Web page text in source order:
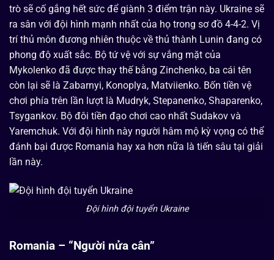
trò sẽ cố gắng hết sức để giành 3 điểm trận này. Ukraine sẽ
ra sân với đội hình mạnh nhất của họ trong sơ đồ 4-4-2. Vị
trí thủ môn đương nhiên thuộc về thủ thành Lunin đang có
phong độ xuất sắc. Bộ tứ vệ với sự vắng mặt của
Mykolenko đã được thay thế bằng Zinchenko, ba cái tên
còn lại sẽ là Zabarnyi, Konoplya, Matviienko. Bốn tiền vệ
chơi phía trên lần lượt là Mudryk, Stepanenko, Shaparenko,
Tsygankov. Bộ đôi tiền đạo chơi cao nhất Sudakov và
Yaremchuk. Với đội hình này người hâm mộ kỳ vọng có thể
đánh bại được Romania hay xa hơn nữa là tiến sâu tại giải
lần này.
Đội hình đội tuyển Ukraine
Romania – “Người nửa cân”